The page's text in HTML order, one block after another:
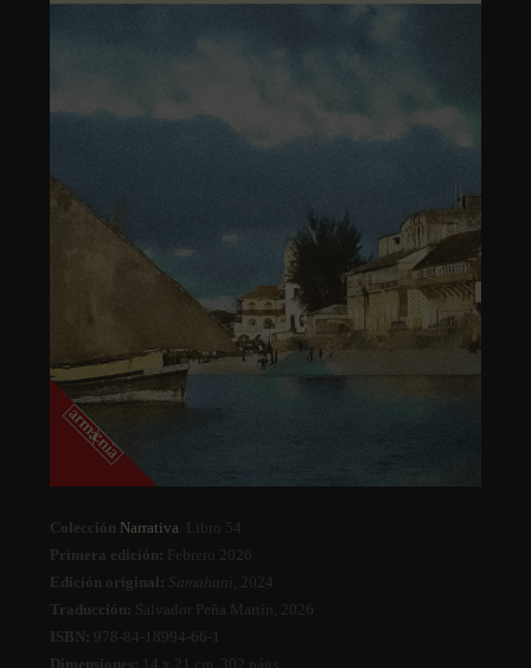
Colección Narrativa . Libro 54
Primera edición:
Febrero 2026
Edición original:
Samahani , 2024
Traducción: Salvador Peña Martín, 2026
ISBN:
978-84-18994-66-1
Dimensiones:
14 x 21 cm. 302 págs.